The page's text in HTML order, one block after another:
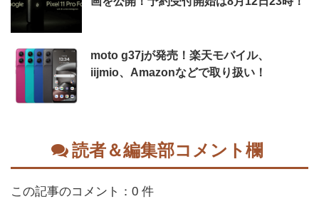
moto g37jが発売！楽天モバイル、
iijmio、Amazonなどで取り扱い！
読者＆編集部コメント欄
この記事のコメント：0 件